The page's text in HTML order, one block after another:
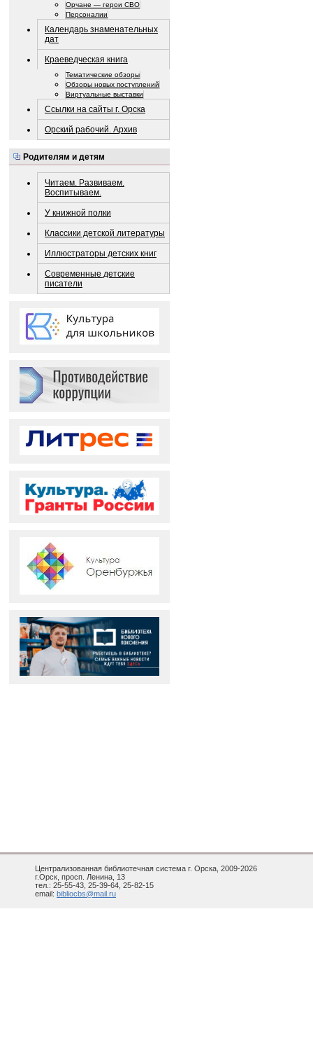
Орчане — герои СВО
Персоналии
Календарь знаменательных
дат
Краеведческая книга
Тематические обзоры
Обзоры новых поступлений
Виртуальные выставки
Ссылки на сайты г. Орска
Орский рабочий. Архив
Родителям и детям
Читаем. Развиваем.
Воспитываем.
У книжной полки
Классики детской литературы
Иллюстраторы детских книг
Современные детские
писатели
Централизованная библиотечная система г. Орска, 2009-2026
г.Орск, просп. Ленина, 13
тел.: 25-55-43, 25-39-64, 25-82-15
email: bibliocbs@mail.ru